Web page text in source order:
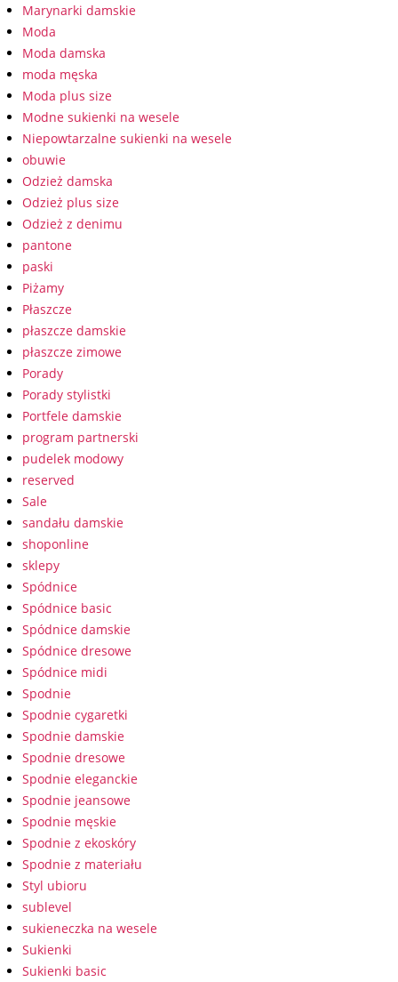
Marynarki damskie
Moda
Moda damska
moda męska
Moda plus size
Modne sukienki na wesele
Niepowtarzalne sukienki na wesele
obuwie
Odzież damska
Odzież plus size
Odzież z denimu
pantone
paski
Piżamy
Płaszcze
płaszcze damskie
płaszcze zimowe
Porady
Porady stylistki
Portfele damskie
program partnerski
pudelek modowy
reserved
Sale
sandału damskie
shoponline
sklepy
Spódnice
Spódnice basic
Spódnice damskie
Spódnice dresowe
Spódnice midi
Spodnie
Spodnie cygaretki
Spodnie damskie
Spodnie dresowe
Spodnie eleganckie
Spodnie jeansowe
Spodnie męskie
Spodnie z ekoskóry
Spodnie z materiału
Styl ubioru
sublevel
sukieneczka na wesele
Sukienki
Sukienki basic